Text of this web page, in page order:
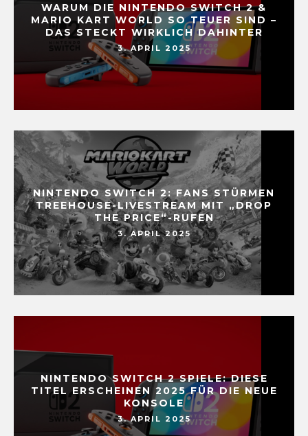
WARUM DIE NINTENDO SWITCH 2 &
MARIO KART WORLD SO TEUER SIND –
DAS STECKT WIRKLICH DAHINTER
3. APRIL 2025
NINTENDO SWITCH 2: FANS STÜRMEN
TREEHOUSE-LIVESTREAM MIT „DROP
THE PRICE“-RUFEN
3. APRIL 2025
NINTENDO SWITCH 2 SPIELE: DIESE
TITEL ERSCHEINEN 2025 FÜR DIE NEUE
KONSOLE
3. APRIL 2025